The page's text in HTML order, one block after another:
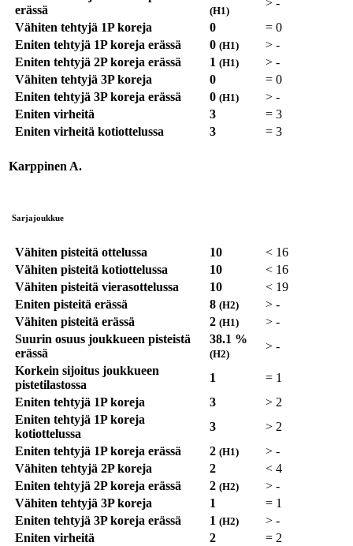
erässä
(H1)
> -
Vähiten tehtyjä 1P koreja
0 = 0
Eniten tehtyjä 1P koreja erässä
0 (H1) > -
Eniten tehtyjä 2P koreja erässä
1 (H1) > -
Vähiten tehtyjä 3P koreja
0 = 0
Eniten tehtyjä 3P koreja erässä
0 (H1) > -
Eniten virheitä
3 = 3
Eniten virheitä kotiottelussa
3 = 3
Karppinen A.
Sarjajoukkue
Vähiten pisteitä ottelussa 10 < 16
Vähiten pisteitä kotiottelussa
10 < 16
Vähiten pisteitä vierasottelussa
10 < 19
Eniten pisteitä erässä
8 (H2) > -
Vähiten pisteitä erässä
2 (H1) > -
Suurin osuus joukkueen pisteistä
erässä
38.1 %
(H2)
> -
Korkein sijoitus joukkueen
pistetilastossa
1 = 1
Eniten tehtyjä 1P koreja
3 > 2
Eniten tehtyjä 1P koreja
kotiottelussa
3 > 2
Eniten tehtyjä 1P koreja erässä
2 (H1) > -
Vähiten tehtyjä 2P koreja
2 < 4
Eniten tehtyjä 2P koreja erässä
2 (H2) > -
Vähiten tehtyjä 3P koreja
1 = 1
Eniten tehtyjä 3P koreja erässä
1 (H2) > -
Eniten virheitä
2 = 2